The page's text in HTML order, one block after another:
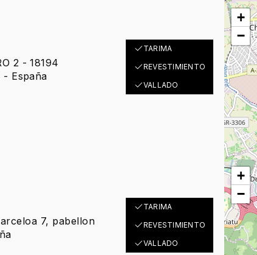
2 - 18194
- España
TARIMA
REVESTIMIENTO
VALLADO
+
−
7, pabellon
TARIMA
REVESTIMIENTO
VALLADO
+
−